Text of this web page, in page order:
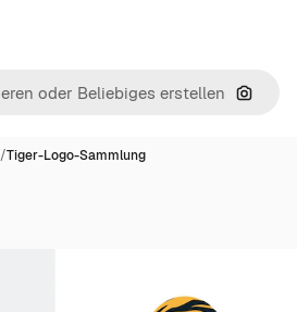
Nach
/Tiger-Logo-Sammlung